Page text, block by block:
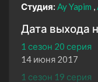
Студия: Ay Yapim
Дата выхода
1 сезон 20 серия
14 июня 2017
1 сезон 19 серия